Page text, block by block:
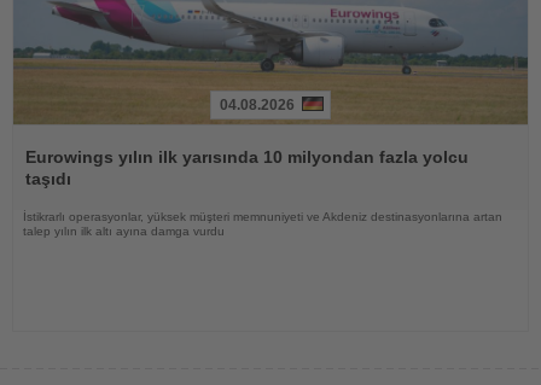
Oku
04.08.2026
Eurowings yılın ilk yarısında 10 milyondan fazla yolcu
taşıdı
İstikrarlı operasyonlar, yüksek müşteri memnuniyeti ve Akdeniz destinasyonlarına artan
talep yılın ilk altı ayına damga vurdu